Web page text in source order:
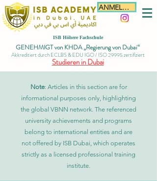
ANMELDEN
ISB Höhere Fachschule
GENEHMIGT von KHDA „Regierung von Dubai“
Akkreditiert durch ECLBS & EDU IGO / ISO 29995 zertifiziert
Studieren in Dubai
Note: Articles in this section are for
informational purposes only, highlighting
the global VBNN network. The referenced
university achievements and programs
belong to international entities and are
not offered by ISB Dubai, which operates
strictly as a licensed professional training
institute.